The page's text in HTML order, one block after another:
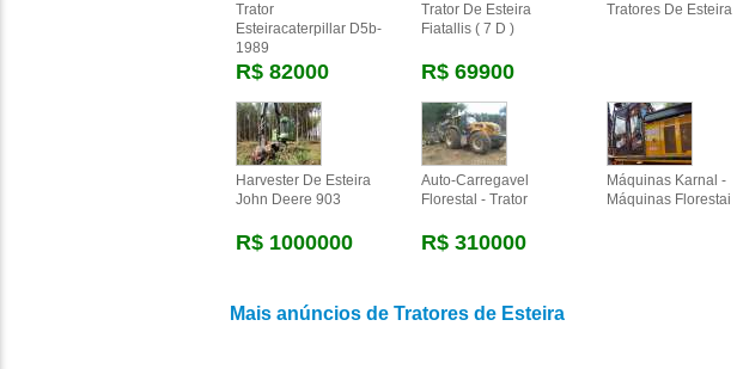
Trator
Esteiracaterpillar D5b-
1989
R$ 82000
Trator De Esteira
Fiatallis ( 7 D )
R$ 69900
Tratores De Esteira
Harvester De Esteira
John Deere 903
R$ 1000000
Auto-Carregavel
Florestal - Trator
R$ 310000
Máquinas Karnal -
Máquinas Florestai
Mais anúncios de Tratores de Esteira